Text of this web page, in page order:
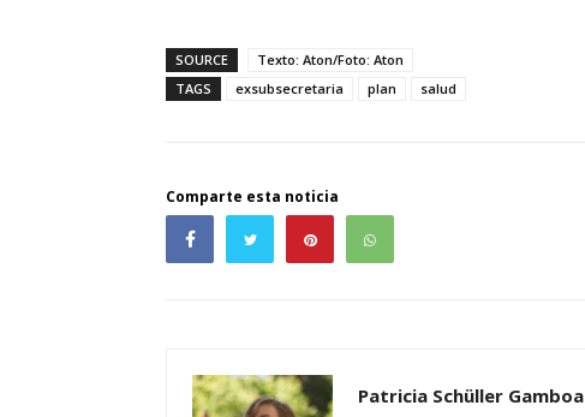
SOURCE
Texto: Aton/Foto: Aton
TAGS
exsubsecretaria plan salud
Comparte esta noticia
Patricia Schüller Gamboa